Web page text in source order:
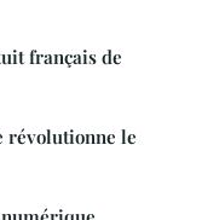
français de
le